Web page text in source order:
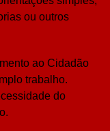
ou outros
ao Cidadão
trabalho.
do